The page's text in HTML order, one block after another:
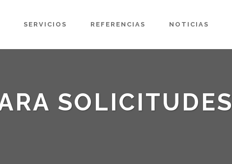
SERVICIOS REFERENCIAS NOTICIAS
SOLICITUDES